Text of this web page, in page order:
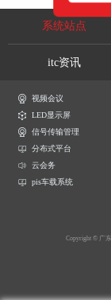
系统站点
itc资讯
视频会议
LED显示屏
信号传输管理
分布式平台
云会务
pis车载系统
Copyright © 广